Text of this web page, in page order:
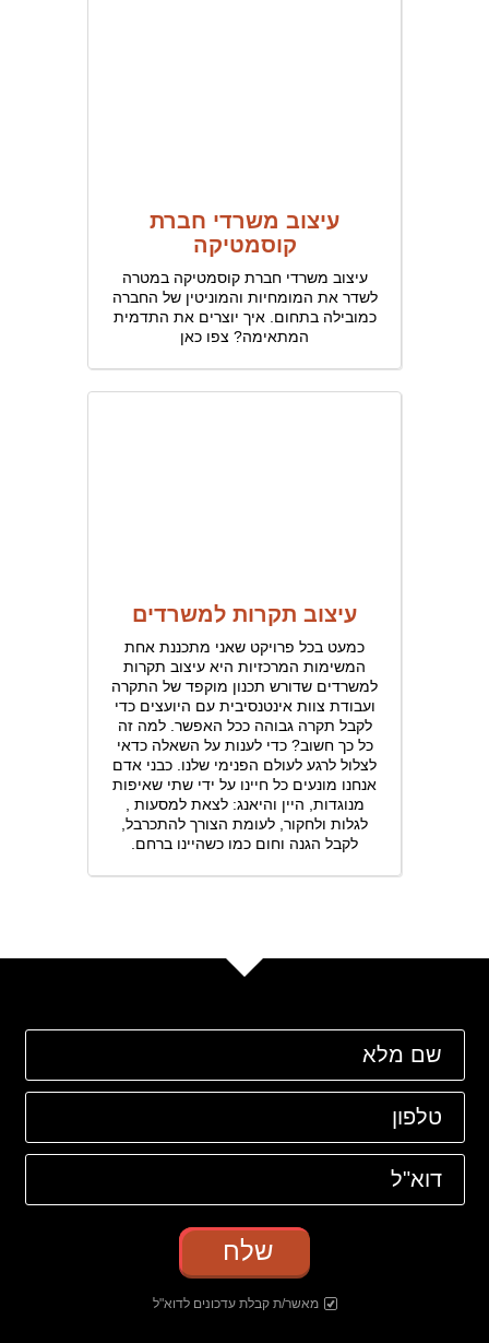
עיצוב משרדי חברת
קוסמטיקה
עיצוב משרדי חברת קוסמטיקה במטרה
לשדר את המומחיות והמוניטין של החברה
כמובילה בתחום. איך יוצרים את התדמית
המתאימה? צפו כאן
עיצוב תקרות למשרדים
כמעט בכל פרויקט שאני מתכננת אחת
המשימות המרכזיות היא עיצוב תקרות
למשרדים שדורש תכנון מוקפד של התקרה
ועבודת צוות אינטנסיבית עם היועצים כדי
לקבל תקרה גבוהה ככל האפשר. למה זה
כל כך חשוב? כדי לענות על השאלה כדאי
לצלול לרגע לעולם הפנימי שלנו. כבני אדם
אנחנו מונעים כל חיינו על ידי שתי שאיפות
מנוגדות, היין והיאנג: לצאת למסעות ,
לגלות ולחקור, לעומת הצורך להתכרבל,
לקבל הגנה וחום כמו כשהיינו ברחם.
שלח
מאשר/ת קבלת עדכונים לדוא"ל